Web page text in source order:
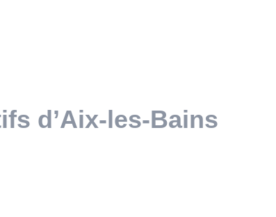
d’Aix-les-Bains